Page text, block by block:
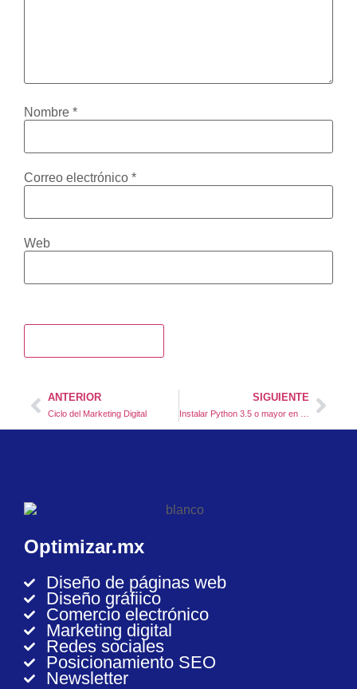
Nombre *
Correo electrónico *
Web
ANTERIOR
Ciclo del Marketing Digital
SIGUIENTE
Optimizar.mx
Diseño de páginas web
Diseño gráfiico
Comercio electrónico
Marketing digital
Redes sociales
Posicionamiento SEO
Newsletter